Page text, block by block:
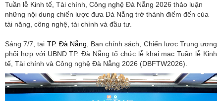
Tuần lễ Kinh tế, Tài chính, Công nghệ Đà Nẵng 2026 thảo luận
những nội dung chiến lược đưa Đà Nẵng trở thành điểm đến của
tài năng, công nghệ, tài chính và đầu tư.
Sáng 7/7, tại TP. Đà Nẵng, Ban chính sách, Chiến lược Trung ương
phối hợp với UBND TP. Đà Nẵng tổ chức lễ khai mạc Tuần lễ Kinh
tế, Tài chính và Công nghệ Đà Nẵng 2026 (DBFTW2026).